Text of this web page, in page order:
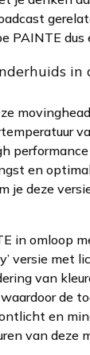
PAINTE
in
en
je deze
in omloop
versie met
van
de
en
van deze